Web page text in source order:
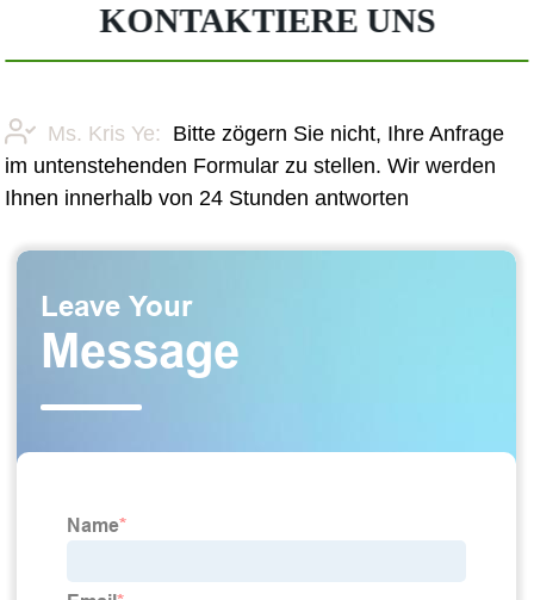
KONTAKTIERE UNS
Ms. Kris Ye:
Bitte zögern Sie nicht, Ihre Anfrage
im untenstehenden Formular zu stellen. Wir werden
Ihnen innerhalb von 24 Stunden antworten